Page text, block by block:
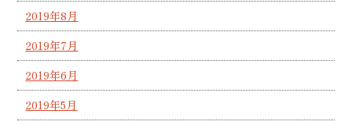
2019年8月
2019年7月
2019年6月
2019年5月